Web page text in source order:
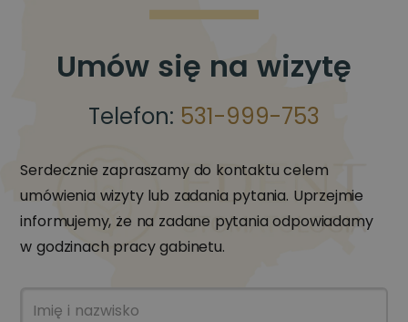
Umów się na wizytę
Telefon: 531-999-753
Serdecznie zapraszamy do kontaktu celem
umówienia wizyty lub zadania pytania. Uprzejmie
informujemy, że na zadane pytania odpowiadamy
w godzinach pracy gabinetu.